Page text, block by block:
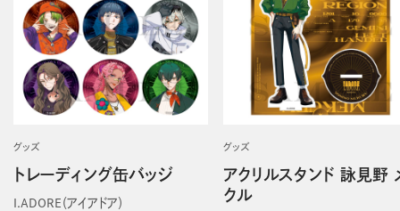
グッズ
トレーディング缶バッジ
I.ADORE（アイアドア）
グッズ
アクリルスタンド 詠見野
クル